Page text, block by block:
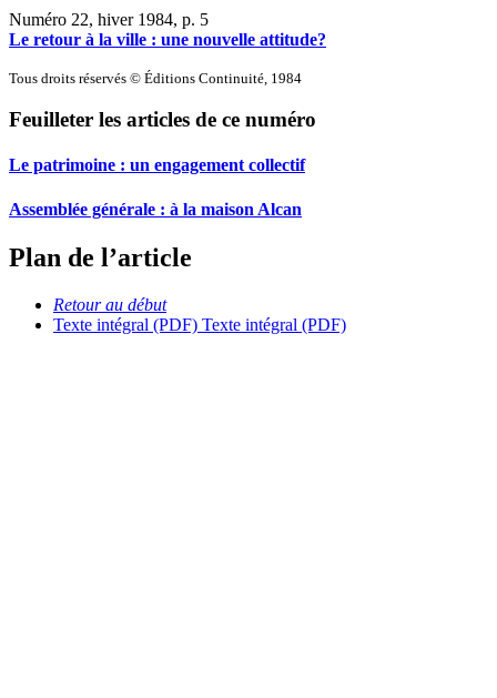
Numéro 22, hiver 1984, p. 5
Le retour à la ville : une nouvelle attitude?
Tous droits réservés © Éditions Continuité, 1984
Feuilleter les articles de ce numéro
Le patrimoine : un engagement collectif
Assemblée générale : à la maison Alcan
Plan de l’article
Retour au début
Texte intégral (PDF) Texte intégral (PDF)